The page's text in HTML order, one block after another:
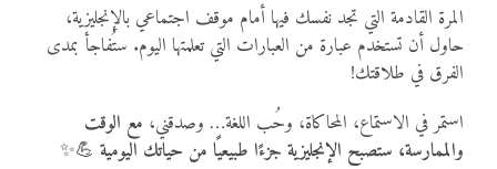
المرة القادمة التي تجد نفسك فيها أمام موقف اجتماعي بالإنجليزية،
حاول أن تستخدم عبارة من العبارات التي تعلمتها اليوم. ستُفاجأ بمدى
الفرق في طلاقتك!
استمر في الاستماع، المحاكاة، وحُب اللغة… وصدقني، مع الوقت
والممارسة، ستصبح الإنجليزية جزءًا طبيعيًا من حياتك اليومية💪✨